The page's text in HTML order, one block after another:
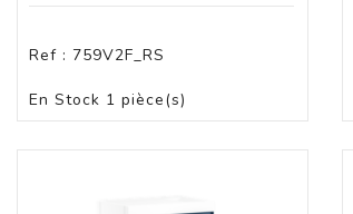
Ref : 759V2F_RS
En Stock 1 pièce(s)